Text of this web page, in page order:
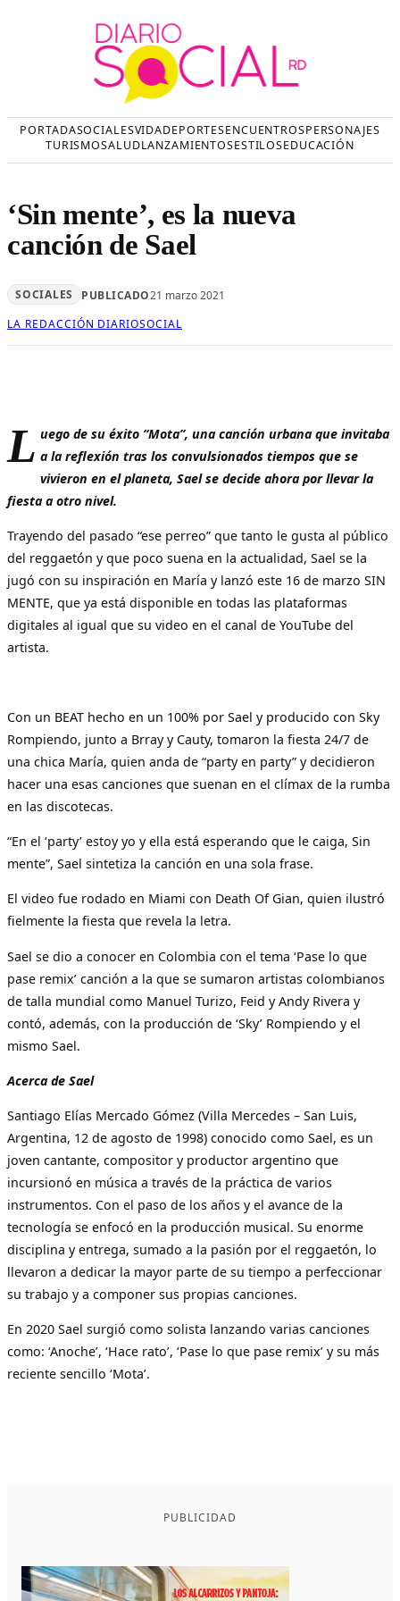
PORTADASOCIALESVIDADEPORTESENCUENTROSPERSONAJES
TURISMOSALUDLANZAMIENTOSESTILOSEDUCACIÓN
‘Sin mente’, es la nueva
canción de Sael
SOCIALES PUBLICADO21 marzo 2021
LA REDACCIÓN DIARIOSOCIAL
L uego de su éxito “Mota”, una canción urbana que invitaba
a la reflexión tras los convulsionados tiempos que se
vivieron en el planeta, Sael se decide ahora por llevar la
fiesta a otro nivel.
Trayendo del pasado “ese perreo” que tanto le gusta al público
del reggaetón y que poco suena en la actualidad, Sael se la
jugó con su inspiración en María y lanzó este 16 de marzo SIN
MENTE, que ya está disponible en todas las plataformas
digitales al igual que su video en el canal de YouTube del
artista.
Con un BEAT hecho en un 100% por Sael y producido con Sky
Rompiendo, junto a Brray y Cauty, tomaron la fiesta 24/7 de
una chica María, quien anda de “party en party” y decidieron
hacer una esas canciones que suenan en el clímax de la rumba
en las discotecas.
“En el ‘party’ estoy yo y ella está esperando que le caiga, Sin
mente”, Sael sintetiza la canción en una sola frase.
El video fue rodado en Miami con Death Of Gian, quien ilustró
fielmente la fiesta que revela la letra.
Sael se dio a conocer en Colombia con el tema ‘Pase lo que
pase remix’ canción a la que se sumaron artistas colombianos
de talla mundial como Manuel Turizo, Feid y Andy Rivera y
contó, además, con la producción de ‘Sky’ Rompiendo y el
mismo Sael.
Acerca de Sael
Santiago Elías Mercado Gómez (Villa Mercedes – San Luis,
Argentina, 12 de agosto de 1998) conocido como Sael, es un
joven cantante, compositor y productor argentino que
incursionó en música a través de la práctica de varios
instrumentos. Con el paso de los años y el avance de la
tecnología se enfocó en la producción musical. Su enorme
disciplina y entrega, sumado a la pasión por el reggaetón, lo
llevaron a dedicar la mayor parte de su tiempo a perfeccionar
su trabajo y a componer sus propias canciones.
En 2020 Sael surgió como solista lanzando varias canciones
como: ‘Anoche’, ‘Hace rato’, ‘Pase lo que pase remix’ y su más
reciente sencillo ‘Mota’.
PUBLICIDAD